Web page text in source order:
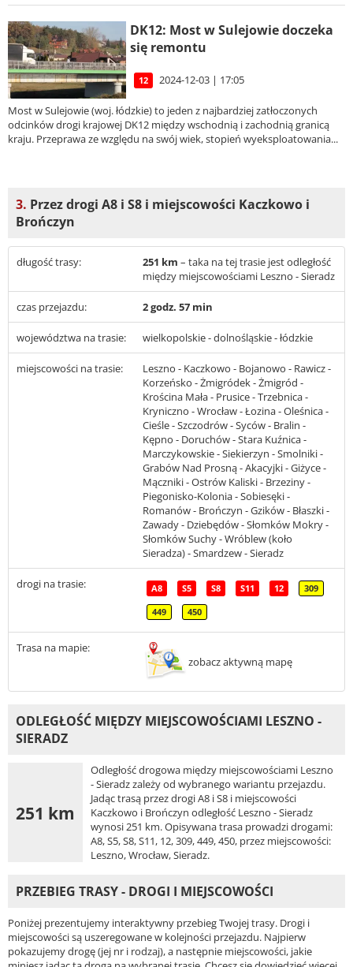
DK12: Most w Sulejowie doczeka
się remontu
12 2024-12-03 | 17:05
Most w Sulejowie (woj. łódzkie) to jeden z najbardziej zatłoczonych
odcinków drogi krajowej DK12 między wschodnią i zachodnią granicą
kraju. Przeprawa ze względu na swój wiek, stopień wyeksploatowania...
3. Przez drogi A8 i S8 i miejscowości Kaczkowo i
Brończyn
długość trasy: 251 km – taka na tej trasie jest odległość
między miejscowościami Leszno - Sieradz
czas przejazdu: 2 godz. 57 min
województwa na trasie: wielkopolskie - dolnośląskie - łódzkie
miejscowości na trasie:
Leszno - Kaczkowo - Bojanowo - Rawicz -
Korzeńsko - Żmigródek - Żmigród -
Krościna Mała - Prusice - Trzebnica -
Kryniczno - Wrocław - Łozina - Oleśnica -
Cieśle - Szczodrów - Syców - Bralin -
Kępno - Doruchów - Stara Kuźnica -
Marczykowskie - Siekierzyn - Smolniki -
Grabów Nad Prosną - Akacyjki - Giżyce -
Mączniki - Ostrów Kaliski - Brzeziny -
Piegonisko-Kolonia - Sobiesęki -
Romanów - Brończyn - Gzików - Błaszki -
Zawady - Dziebędów - Słomków Mokry -
Słomków Suchy - Wróblew (koło
Sieradza) - Smardzew - Sieradz
drogi na trasie: A8 S5 S8 S11 12 309
449 450
Trasa na mapie:
zobacz aktywną mapę
ODLEGŁOŚĆ MIĘDZY MIEJSCOWOŚCIAMI LESZNO -
SIERADZ
251 km
Odległość drogowa między miejscowościami Leszno
- Sieradz zależy od wybranego wariantu przejazdu.
Jadąc trasą przez drogi A8 i S8 i miejscowości
Kaczkowo i Brończyn odległość Leszno - Sieradz
wynosi 251 km. Opisywana trasa prowadzi drogami:
A8, S5, S8, S11, 12, 309, 449, 450, przez miejscowości:
Leszno, Wrocław, Sieradz.
PRZEBIEG TRASY - DROGI I MIEJSCOWOŚCI
Poniżej prezentujemy interaktywny przebieg Twojej trasy. Drogi i
miejscowości są uszeregowane w kolejności przejazdu. Najpierw
pokazujemy drogę (jej nr i rodzaj), a następnie miejscowości, jakie